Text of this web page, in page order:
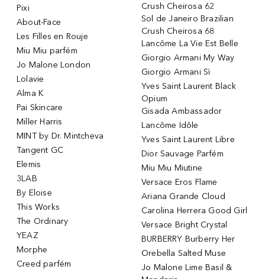
Pixi
About-Face
Les Filles en Rouje
Miu Miu parfém
Jo Malone London
Lolavie
Alma K
Pai Skincare
Miller Harris
MINT by Dr. Mintcheva
Tangent GC
Elemis
3LAB
By Eloise
This Works
The Ordinary
YEAZ
Morphe
Creed parfém
Crush Cheirosa 62
Sol de Janeiro Brazilian
Crush Cheirosa 68
Lancôme La Vie Est Belle
Giorgio Armani My Way
Giorgio Armani Sì
Yves Saint Laurent Black
Opium
Gisada Ambassador
Lancôme Idôle
Yves Saint Laurent Libre
Dior Sauvage Parfém
Miu Miu Miutine
Versace Eros Flame
Ariana Grande Cloud
Carolina Herrera Good Girl
Versace Bright Crystal
BURBERRY Burberry Her
Orebella Salted Muse
Jo Malone Lime Basil &